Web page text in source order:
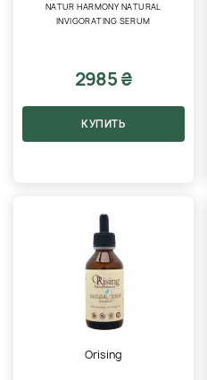
NATUR HARMONY NATURAL
INVIGORATING SERUM
2985 ₴
КУПИТЬ
Orising